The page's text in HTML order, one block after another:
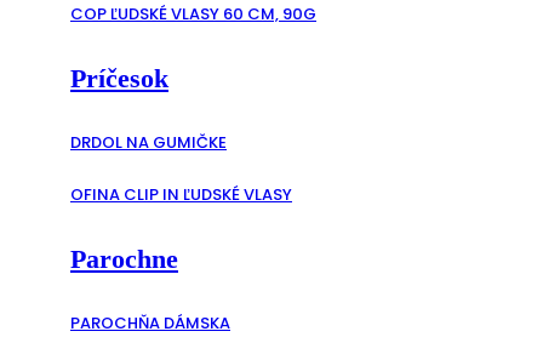
COP ĽUDSKÉ VLASY 60 CM, 90G
Príčesok
DRDOL NA GUMIČKE
OFINA CLIP IN ĽUDSKÉ VLASY
Parochne
PAROCHŇA DÁMSKA